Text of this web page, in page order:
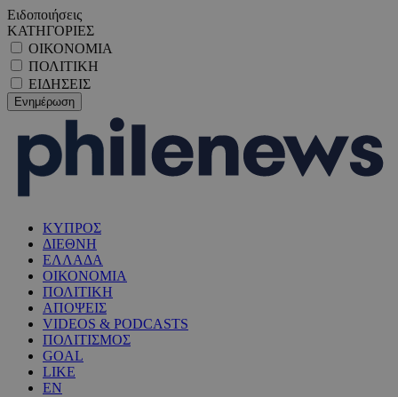
Ειδοποιήσεις
ΚΑΤΗΓΟΡΙΕΣ
ΟΙΚΟΝΟΜΙΑ
ΠΟΛΙΤΙΚΗ
ΕΙΔΗΣΕΙΣ
ΚΥΠΡΟΣ
ΔΙΕΘΝΗ
ΕΛΛΑΔΑ
ΟΙΚΟΝΟΜΙΑ
ΠΟΛΙΤΙΚΗ
ΑΠΟΨΕΙΣ
VIDEOS & PODCASTS
ΠΟΛΙΤΙΣΜΟΣ
GOAL
LIKE
EN